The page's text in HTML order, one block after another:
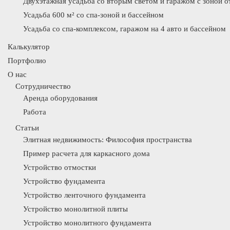
Усадьба 600 м² со спа-зоной и бассейном
Усадьба со спа-комплексом, гаражом на 4 авто и бассейном
Калькулятор
Портфолио
О нас
Сотрудничество
Аренда оборудования
Работа
Статьи
Элитная недвижимость: Философия пространства
Пример расчета для каркасного дома
Устройство отмостки
Устройство фундамента
Устройство ленточного фундамента
Устройство монолитной плиты
Устройство монолитного фундамента